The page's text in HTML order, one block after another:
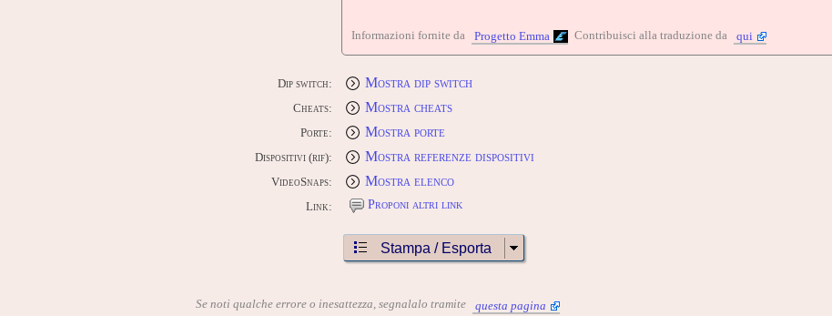
Informazioni fornite da Progetto Emma Contribuisci alla traduzione da qui
Dip switch: Mostra dip switch
Cheats: Mostra cheats
Porte: Mostra porte
Dispositivi (rif): Mostra referenze dispositivi
VideoSnaps: Mostra elenco
Link: Proponi altri link
Stampa / Esporta
Se noti qualche errore o inesattezza, segnalalo tramite questa pagina